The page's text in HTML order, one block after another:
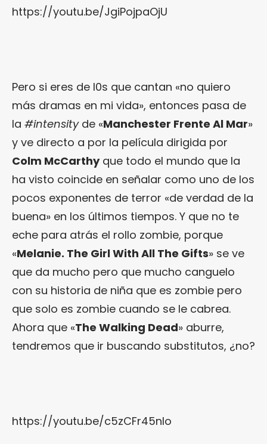
https://youtu.be/JgiPojpaOjU
Pero si eres de l0s que cantan «no quiero
más dramas en mi vida», entonces pasa de
la #intensityde «Manchester Frente Al Mar»
y ve directo a por la película dirigida por
Colm McCarthyque todo el mundo que la
ha visto coincide en señalar como uno de los
pocos exponentes de terror «de verdad de la
buena» en los últimos tiempos. Y que no te
eche para atrás el rollo zombie, porque
«Melanie. The Girl With All The Gifts» se ve
que da mucho pero que mucho canguelo
con su historia de niña que es zombie pero
que solo es zombie cuando se le cabrea.
Ahora que «The Walking Dead» aburre,
tendremos que ir buscando substitutos, ¿no?
https://youtu.be/c5zCFr45nIo